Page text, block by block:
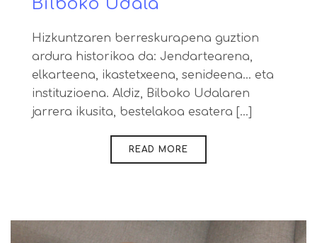
Hizkuntzaren berreskurapena guztion
ardura historikoa da: Jendartearena,
elkarteena, ikastetxeena, senideena… eta
instituzioena. Aldiz, Bilboko Udalaren
jarrera ikusita, bestelakoa esatera [...]
READ MORE